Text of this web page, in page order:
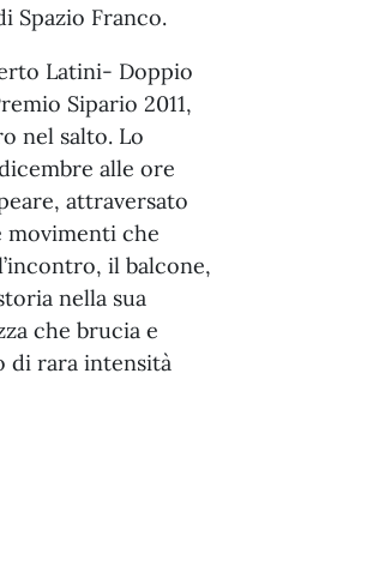
Spazio Franco.
Latini- Doppio
Sipario 2011,
nel salto. Lo
alle ore
attraversato
movimenti che
il balcone,
nella sua
che brucia e
di rara intensità